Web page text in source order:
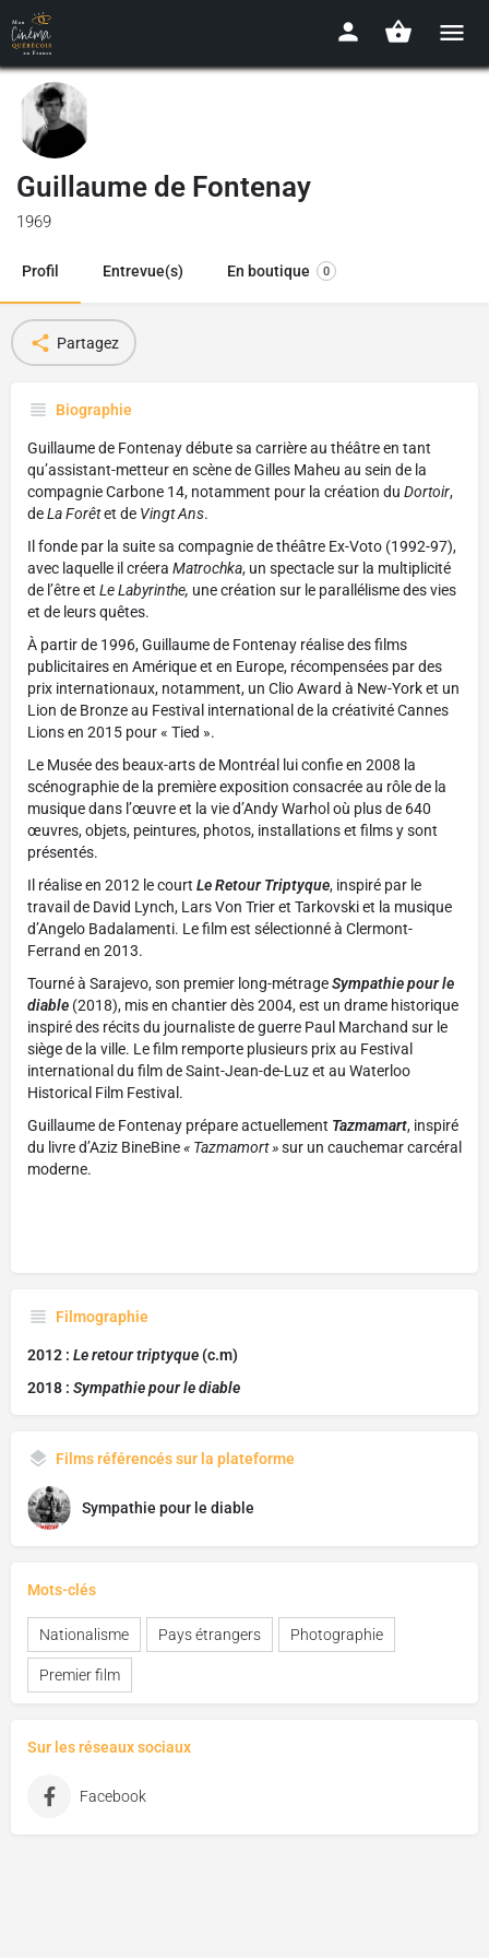
Guillaume de Fontenay
1969
Profil Entrevue(s) En boutique 0
Partagez
Biographie
Guillaume de Fontenay débute sa carrière au théâtre en tant
qu’assistant-metteur en scène de Gilles Maheu au sein de la
compagnie Carbone 14, notamment pour la création du Dortoir,
deLa Forêtet de Vingt Ans.
Il fonde par la suite sa compagnie de théâtre Ex-Voto (1992-97),
avec laquelle il créera Matrochka, un spectacle sur la multiplicité
de l’être et Le Labyrinthe, une création sur le parallélisme des vies
et de leurs quêtes.
À partir de 1996, Guillaume de Fontenay réalise des films
publicitaires en Amérique et en Europe, récompensées par des
prix internationaux, notamment, un Clio Award à New-York et un
Lion de Bronze au Festival international de la créativité Cannes
Lions en 2015 pour « Tied ».
Le Musée des beaux-arts de Montréal lui confie en 2008 la
scénographie de la première exposition consacrée au rôle de la
musique dans l’œuvre et la vie d’Andy Warhol où plus de 640
œuvres, objets, peintures, photos, installations et films y sont
présentés.
Il réalise en 2012 le court Le Retour Triptyque, inspiré par le
travail de David Lynch, Lars Von Trier et Tarkovski et la musique
d’Angelo Badalamenti. Le film est sélectionné à Clermont-
Ferrand en 2013.
Tourné à Sarajevo, son premier long-métrageSympathie pour le
diable (2018), mis en chantier dès 2004, est un drame historique
inspiré des récits du journaliste de guerre Paul Marchand sur le
siège de la ville. Le film remporte plusieurs prix au Festival
international du film de Saint-Jean-de-Luz et au Waterloo
Historical Film Festival .
Guillaume de Fontenay prépare actuellement Tazmamart, inspiré
du livre d’Aziz BineBine« Tazmamort »sur un cauchemar carcéral
moderne.
Filmographie
2012 : Le retour triptyque (c.m)
2018 : Sympathie pour le diable
Films référencés sur la plateforme
Sympathie pour le diable
Mots-clés
Nationalisme Pays étrangers Photographie
Premier film
Sur les réseaux sociaux
Facebook